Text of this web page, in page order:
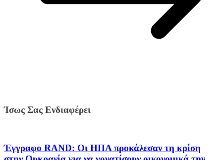
Ίσως Σας Ενδιαφέρει
Έγγραφο RAND: Οι ΗΠΑ προκάλεσαν τη κρίση